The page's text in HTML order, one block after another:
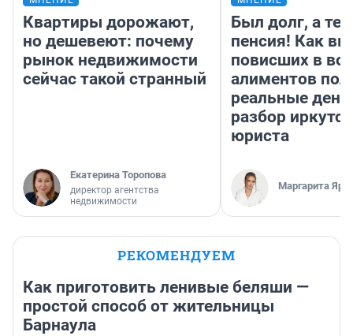
Квартиры дорожают,
но дешевеют: почему
рынок недвижимости
сейчас такой странный
Екатерина Торопова
директор агентства
недвижимости
Был долг, а
пенсия! Как
повисших в
алиментов
реальные
разбор
юриста
Маргарита
РЕКОМЕНДУЕМ
Как приготовить ленивые беляши —
простой способ от жительницы
Барнаула